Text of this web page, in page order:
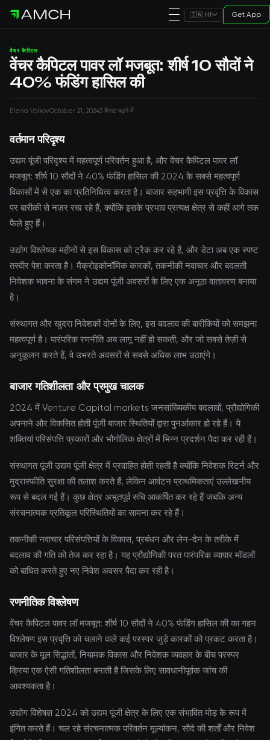
🇮🇳 HI Get App
वेंचर कैपिटल
वेंचर कैपिटल पावर लॉ मजबूत: शीर्ष 10 सौदों ने
40% फंडिंग हासिल की
Elena VolkovOctober 21, 20243 मिनट पढ़ने में
वर्तमान परिदृश्य
उद्यम पूंजी परिदृश्य में महत्वपूर्ण परिवर्तन हुआ है, और वेंचर कैपिटल पावर लॉ
मजबूत: शीर्ष 10 सौदों ने 40% फंडिंग हासिल की 2024 के सबसे महत्वपूर्ण
विकासों में से एक का प्रतिनिधित्व करता है। बाजार सहभागी इस प्रवृत्ति के विकास
पर बारीकी से नज़र रख रहे हैं, क्योंकि इसके प्रभाव प्रत्यक्ष क्षेत्र से कहीं आगे तक
फैले हुए हैं।
उद्योग विश्लेषक महीनों से इस विकास को ट्रैक कर रहे हैं, और डेटा अब एक स्पष्ट
तस्वीर पेश करता है। मैक्रोइकोनॉमिक कारकों, तकनीकी नवाचार और बदलती
निवेशक भावना के संगम ने उद्यम पूंजी अवसरों के लिए एक अनूठा वातावरण बनाया
है।
संस्थागत और खुदरा निवेशकों दोनों के लिए, इस बदलाव की बारीकियों को समझना
महत्वपूर्ण है। पारंपरिक रणनीति अब लागू नहीं हो सकती, और जो सबसे तेज़ी से
अनुकूलन करते हैं, वे उभरते अवसरों से सबसे अधिक लाभ उठाएंगे।
बाजार गतिशीलता और प्रमुख चालक
2024 में Venture Capital markets जनसांख्यिकीय बदलावों, प्रौद्योगिकी
अपनाने और विकसित होती पूंजी बाजार स्थितियों द्वारा पुनर्आकार हो रहे हैं। ये
शक्तियां परिसंपत्ति प्रकारों और भौगोलिक क्षेत्रों में भिन्न प्रदर्शन पैदा कर रही हैं।
संस्थागत पूंजी उद्यम पूंजी क्षेत्र में प्रवाहित होती रहती है क्योंकि निवेशक रिटर्न और
मुद्रास्फीति सुरक्षा की तलाश करते हैं, लेकिन आवंटन प्राथमिकताएं उल्लेखनीय
रूप से बदल गई हैं। कुछ क्षेत्र अभूतपूर्व रुचि आकर्षित कर रहे हैं जबकि अन्य
संरचनात्मक प्रतिकूल परिस्थितियों का सामना कर रहे हैं।
तकनीकी नवाचार परिसंपत्तियों के विकास, प्रबंधन और लेन-देन के तरीके में
बदलाव की गति को तेज कर रहा है। यह प्रौद्योगिकी परत पारंपरिक व्यापार मॉडलों
को बाधित करते हुए नए निवेश अवसर पैदा कर रही है।
रणनीतिक विश्लेषण
वेंचर कैपिटल पावर लॉ मजबूत: शीर्ष 10 सौदों ने 40% फंडिंग हासिल की का गहन
विश्लेषण इस प्रवृत्ति को चलाने वाले कई परस्पर जुड़े कारकों को प्रकट करता है।
बाजार के मूल सिद्धांतों, नियामक विकास और निवेशक व्यवहार के बीच परस्पर
क्रिया एक ऐसी गतिशीलता बनाती है जिसके लिए सावधानीपूर्वक जांच की
आवश्यकता है।
उद्योग विशेषज्ञ 2024 को उद्यम पूंजी क्षेत्र के लिए एक संभावित मोड़ के रूप में
इंगित करते हैं। चल रहे संरचनात्मक परिवर्तन मूल्यांकन, सौदे की शर्तों और निवेश